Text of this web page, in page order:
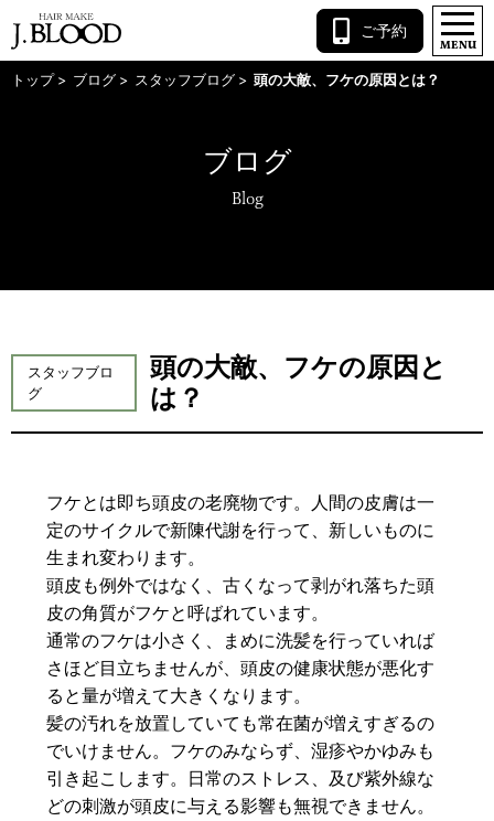
ン
テ
ン
ご予約
MENU
トップ ブログ スタッフブログ 頭の大敵、フケの原因とは？
ブログ
Blog
スタッフブロ
グ
頭の大敵、フケの原因と
は？
フケとは即ち頭皮の老廃物です。人間の皮膚は一
定のサイクルで新陳代謝を行って、新しいものに
生まれ変わります。
頭皮も例外ではなく、古くなって剥がれ落ちた頭
皮の角質がフケと呼ばれています。
通常のフケは小さく、まめに洗髪を行っていれば
さほど目立ちませんが、頭皮の健康状態が悪化す
ると量が増えて大きくなります。
髪の汚れを放置していても常在菌が増えすぎるの
でいけません。フケのみならず、湿疹やかゆみも
引き起こします。日常のストレス、及び紫外線な
どの刺激が頭皮に与える影響も無視できません。